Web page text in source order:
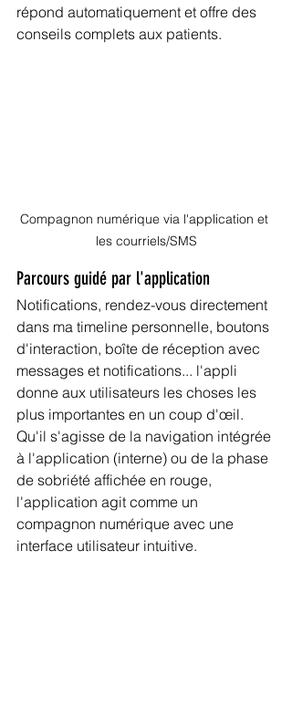
répond automatiquement et offre des
conseils complets aux patients.
Compagnon numérique via l'application et
les courriels/SMS
Parcours guidé par l'application
Notifications, rendez-vous directement
dans ma timeline personnelle, boutons
d'interaction, boîte de réception avec
messages et notifications... l'appli
donne aux utilisateurs les choses les
plus importantes en un coup d'œil.
Qu'il s'agisse de la navigation intégrée
à l'application (interne) ou de la phase
de sobriété affichée en rouge,
l'application agit comme un
compagnon numérique avec une
interface utilisateur intuitive.